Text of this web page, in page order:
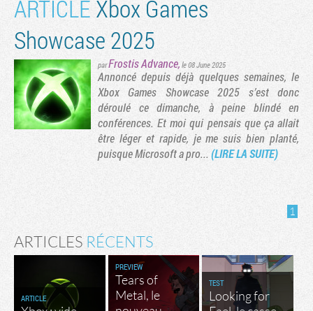
ARTICLE Xbox Games
Showcase 2025
parFrostis Advance, le 08 June 2025
Annoncé depuis déjà quelques semaines, le
Xbox Games Showcase 2025 s’est donc
déroulé ce dimanche, à peine blindé en
conférences. Et moi qui pensais que ça allait
être léger et rapide, je me suis bien planté,
puisque Microsoft a pro...(LIRE LA SUITE)
1
ARTICLES RÉCENTS
ARTICLE
PREVIEW
Tears of
Metal, le
TEST
Looking for